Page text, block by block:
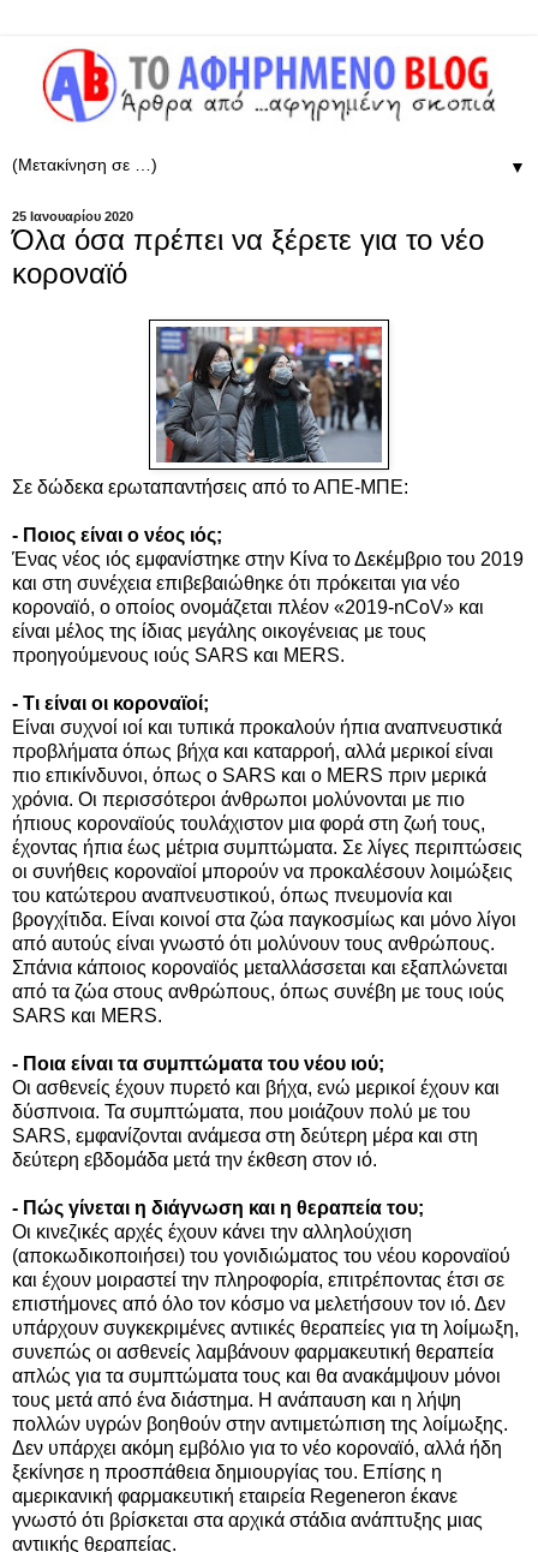
▼
25 Ιανουαρίου 2020
Όλα όσα πρέπει να ξέρετε για το νέο
κοροναϊό
Σε δώδεκα ερωταπαντήσεις από το ΑΠΕ-ΜΠΕ:
- Ποιος είναι ο νέος ιός;
Ένας νέος ιός εμφανίστηκε στην Κίνα το Δεκέμβριο του 2019
και στη συνέχεια επιβεβαιώθηκε ότι πρόκειται για νέο
κοροναϊό, ο οποίος ονομάζεται πλέον «2019-nCoV» και
είναι μέλος της ίδιας μεγάλης οικογένειας με τους
προηγούμενους ιούς SARS και MERS.
- Τι είναι οι κοροναϊοί;
Είναι συχνοί ιοί και τυπικά προκαλούν ήπια αναπνευστικά
προβλήματα όπως βήχα και καταρροή, αλλά μερικοί είναι
πιο επικίνδυνοι, όπως ο SARS και ο MERS πριν μερικά
χρόνια. Οι περισσότεροι άνθρωποι μολύνονται με πιο
ήπιους κοροναϊούς τουλάχιστον μια φορά στη ζωή τους,
έχοντας ήπια έως μέτρια συμπτώματα. Σε λίγες περιπτώσεις
οι συνήθεις κοροναϊοί μπορούν να προκαλέσουν λοιμώξεις
του κατώτερου αναπνευστικού, όπως πνευμονία και
βρογχίτιδα. Είναι κοινοί στα ζώα παγκοσμίως και μόνο λίγοι
από αυτούς είναι γνωστό ότι μολύνουν τους ανθρώπους.
Σπάνια κάποιος κοροναϊός μεταλλάσσεται και εξαπλώνεται
από τα ζώα στους ανθρώπους, όπως συνέβη με τους ιούς
SARS και MERS.
- Ποια είναι τα συμπτώματα του νέου ιού;
Οι ασθενείς έχουν πυρετό και βήχα, ενώ μερικοί έχουν και
δύσπνοια. Τα συμπτώματα, που μοιάζουν πολύ με του
SARS, εμφανίζονται ανάμεσα στη δεύτερη μέρα και στη
δεύτερη εβδομάδα μετά την έκθεση στον ιό.
- Πώς γίνεται η διάγνωση και η θεραπεία του;
Οι κινεζικές αρχές έχουν κάνει την αλληλούχιση
(αποκωδικοποιήσει) του γονιδιώματος του νέου κοροναϊού
και έχουν μοιραστεί την πληροφορία, επιτρέποντας έτσι σε
επιστήμονες από όλο τον κόσμο να μελετήσουν τον ιό. Δεν
υπάρχουν συγκεκριμένες αντιικές θεραπείες για τη λοίμωξη,
συνεπώς οι ασθενείς λαμβάνουν φαρμακευτική θεραπεία
απλώς για τα συμπτώματα τους και θα ανακάμψουν μόνοι
τους μετά από ένα διάστημα. Η ανάπαυση και η λήψη
πολλών υγρών βοηθούν στην αντιμετώπιση της λοίμωξης.
Δεν υπάρχει ακόμη εμβόλιο για το νέο κοροναϊό, αλλά ήδη
ξεκίνησε η προσπάθεια δημιουργίας του. Επίσης η
αμερικανική φαρμακευτική εταιρεία Regeneron έκανε
γνωστό ότι βρίσκεται στα αρχικά στάδια ανάπτυξης μιας
αντιικής θεραπείας.